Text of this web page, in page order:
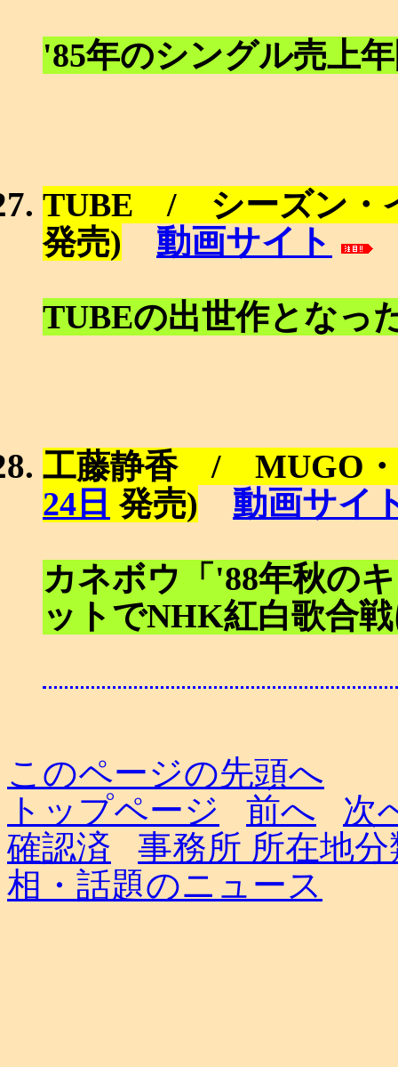
'85年のシングル売上
TUBE / シーズン・
発売)
動画サイト
TUBEの出世作となっ
工藤静香 / MUGO
24日 発売) 動画サイ
カネボウ「'88年秋の
ットでNHK紅白歌合
このページの先頭へ
トップページ
前へ
次
確認済
事務所 所在地分
相・話題のニュース